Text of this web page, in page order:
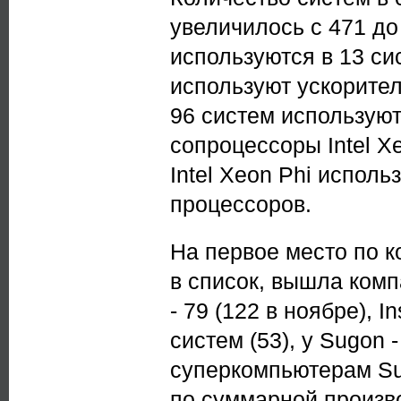
увеличилось с 471
используются в 13
используют
96 систем
сопроцессоры Intel
Intel Xeon Phi
процессоров.
На первое место по
в список, вышла
- 79 (122 в ноябре),
систем (53), у Sugon
суперкомпьютерам